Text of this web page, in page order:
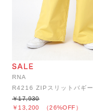
RNA
R4216 ZIPスリットバギー
￥13,200 （26%OFF）
￥17,930